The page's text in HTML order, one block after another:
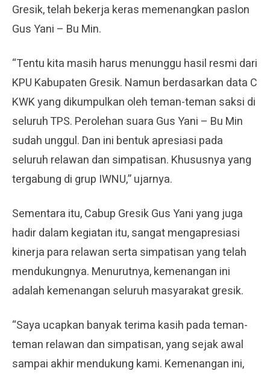
Gresik, telah bekerja keras memenangkan paslon
Gus Yani – Bu Min.
“Tentu kita masih harus menunggu hasil resmi dari
KPU Kabupaten Gresik. Namun berdasarkan data C
KWK yang dikumpulkan oleh teman-teman saksi di
seluruh TPS. Perolehan suara Gus Yani – Bu Min
sudah unggul. Dan ini bentuk apresiasi pada
seluruh relawan dan simpatisan. Khususnya yang
tergabung di grup IWNU,” ujarnya.
Sementara itu, Cabup Gresik Gus Yani yang juga
hadir dalam kegiatan itu, sangat mengapresiasi
kinerja para relawan serta simpatisan yang telah
mendukungnya. Menurutnya, kemenangan ini
adalah kemenangan seluruh masyarakat gresik.
“Saya ucapkan banyak terima kasih pada teman-
teman relawan dan simpatisan, yang sejak awal
sampai akhir mendukung kami. Kemenangan ini,